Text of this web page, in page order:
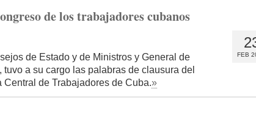
de los trabajadores cubanos
FEB
de Estado y de Ministros y General de
a su cargo las palabras de clausura del
de Trabajadores de Cuba.»